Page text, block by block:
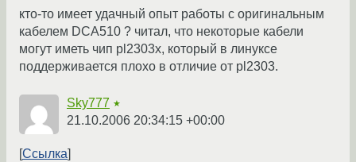
кто-то имеет удачный опыт работы с оригинальным
кабелем DCA510 ? читал, что некоторые кабели
могут иметь чип pl2303x, который в линуксе
поддерживается плохо в отличие от pl2303.
Sky777 ★
21.10.2006 20:34:15 +00:00
Ссылка